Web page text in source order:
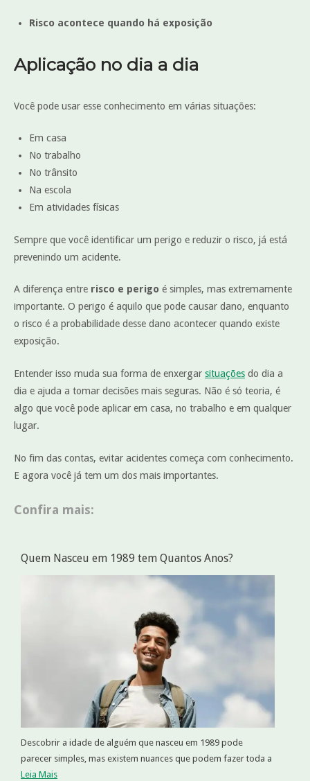
Risco acontece quando há exposição
Aplicação no dia a dia
Você pode usar esse conhecimento em várias situações:
Em casa
No trabalho
No trânsito
Na escola
Em atividades físicas
Sempre que você identificar um perigo e reduzir o risco, já está
prevenindo um acidente.
A diferença entre risco e perigo é simples, mas extremamente
importante. O perigo é aquilo que pode causar dano, enquanto
o risco é a probabilidade desse dano acontecer quando existe
exposição.
Entender isso muda sua forma de enxergar situações do dia a
dia e ajuda a tomar decisões mais seguras. Não é só teoria, é
algo que você pode aplicar em casa, no trabalho e em qualquer
lugar.
No fim das contas, evitar acidentes começa com conhecimento.
E agora você já tem um dos mais importantes.
Confira mais:
Quem Nasceu em 1989 tem Quantos Anos?
Descobrir a idade de alguém que nasceu em 1989 pode
parecer simples, mas existem nuances que podem fazer toda a
Leia Mais